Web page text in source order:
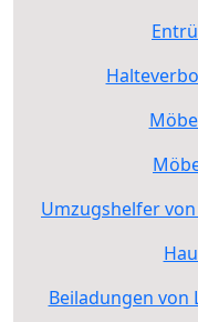
Umzugshelfer
Beiladungen